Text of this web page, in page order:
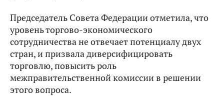
Председатель Совета Федерации отметила, что
уровень торгово-экономического
сотрудничества не отвечает потенциалу двух
стран, и призвала диверсифицировать
торговлю, повысить роль
межправительственной комиссии в решении
этого вопроса.